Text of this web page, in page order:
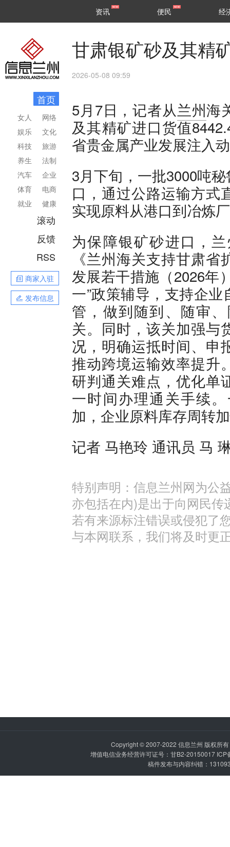
区县
资讯 便民 经
首页
网络
文化
旅游
法制
企业
电商
健康
女人
娱乐
科技
养生
汽车
体育
就业
滚动
反馈
RSS
商家入驻
发布信息
甘肃银矿砂及其精
2026-05-08 09:59
5月7日，记者从兰州海
及其精矿进口货值
省贵金属产业发展注入
3月下旬，一批3000吨
口，通过公路运输方式
实现原料从港口到冶炼
为保障银矿砂进口，
《兰州海关支持甘肃
发展若干措施（2026年
一”政策辅导，支持企
管，做到随到、随审
关。同时，该关加强与
况，明确运抵时间、申
推动跨境运输效率提升
研判通关难点，优化单
一时间办理通关手续
加，企业原料库存周转
记者 马艳玲 通讯员 马
特别声明：信息兰州网为公
亦包括在内)是出于向网民
若有来源标注错误或侵犯了
与本网联系，我们将及时更
Copyright © 2007-2022 信息兰州 版权所
增值电信业务经营许可证号：甘B2-20150017 ICP
稿件发布与内容纠错：